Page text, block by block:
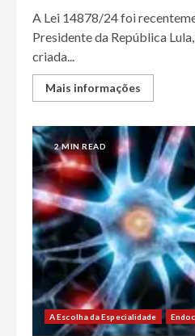
A Lei 14878/24 foi
Presidente da República
criada...
Mais informações
2 MIN READ
A Escolha da Especialidade